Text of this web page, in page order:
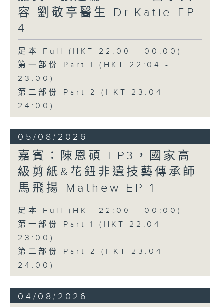
容 劉敬亭醫生 Dr.Katie EP
4
足本 Full (HKT 22:00 - 00:00)
第一部份 Part 1 (HKT 22:04 -
23:00)
第二部份 Part 2 (HKT 23:04 -
24:00)
05/08/2026
嘉賓：陳恩碩 EP3，國家高
級剪紙&花鈕非遺技藝傳承師
馬飛揚 Mathew EP 1
足本 Full (HKT 22:00 - 00:00)
第一部份 Part 1 (HKT 22:04 -
23:00)
第二部份 Part 2 (HKT 23:04 -
24:00)
04/08/2026